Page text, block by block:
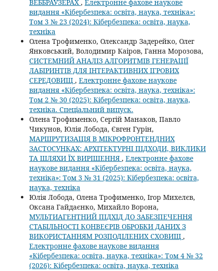
ВЕББРАУЗЕРАХ, Електронне фахове наукове
видання «Кібербезпека: освіта, наука, техніка»:
Том 3 № 23 (2024): Кібербезпека: освіта, наука,
техніка
Олена Трофименко, Олександр Задерейко, Олег
Янковський, Володимир Каіров, Ганна Морозова,
СИСТЕМНИЙ АНАЛІЗ АЛГОРИТМІВ ГЕНЕРАЦІЇ
ЛАБІРИНТІВ ДЛЯ ІНТЕРАКТИВНИХ ІГРОВИХ
СЕРЕДОВИЩ , Електронне фахове наукове
видання «Кібербезпека: освіта, наука, техніка»:
Том 2 № 30 (2025): Кібербезпека: освіта, наука,
техніка. Спеціальний випуск.
Олена Трофименко, Сергій Манаков, Павло
Чикунов, Юлія Лобода, Євген Гурін,
МАРШРУТИЗАЦІЯ В МІКРОФРОНТЕНДНИХ
ЗАСТОСУНКАХ: АРХІТЕКТУРНІ ПІДХОДИ, ВИКЛИКИ
ТА ШЛЯХИ ЇХ ВИРІШЕННЯ , Електронне фахове
наукове видання «Кібербезпека: освіта, наука,
техніка»: Том 3 № 31 (2025): Кібербезпека: освіта,
наука, техніка
Юлія Лобода, Олена Трофименко, Ігор Михелєв,
Оксана Гайдаєнко, Михайло Ворона,
МУЛЬТИАГЕНТНИЙ ПІДХІД ДО ЗАБЕЗПЕЧЕННЯ
СТАБІЛЬНОСТІ КОНВЕЄРІВ ОБРОБКИ ДАНИХ З
ВИКОРИСТАННЯМ РОЗПОДІЛЕНИХ СХОВИЩ ,
Електронне фахове наукове видання
«Кібербезпека: освіта, наука, техніка»: Том 4 № 32
(2026): Кібербезпека: освіта, наука, техніка